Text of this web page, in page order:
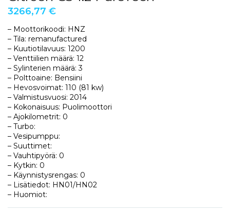
3266,77 €
– Moottorikoodi: HNZ
– Tila: remanufactured
– Kuutiotilavuus: 1200
– Venttiilien määrä: 12
– Sylinterien määrä: 3
– Polttoaine: Bensiini
– Hevosvoimat: 110 (81 kw)
– Valmistusvuosi: 2014
– Kokonaisuus: Puolimoottori
– Ajokilometrit: 0
– Turbo:
– Vesipumppu:
– Suuttimet:
– Vauhtipyörä: 0
– Kytkin: 0
– Käynnistysrengas: 0
– Lisätiedot: HN01/HN02
– Huomiot: